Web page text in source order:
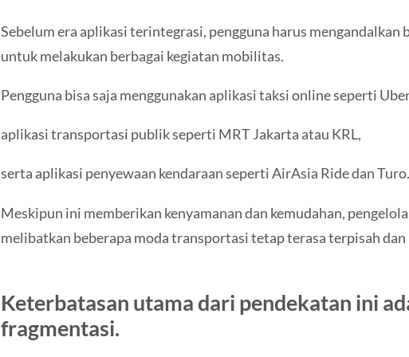
Sebelum era aplikasi terintegrasi, pengguna harus mengandalkan
untuk melakukan berbagai kegiatan mobilitas.
Pengguna bisa saja menggunakan aplikasi taksi online seperti
aplikasi transportasi publik seperti MRT Jakarta atau KRL,
serta aplikasi penyewaan kendaraan seperti AirAsia Ride dan Turo.
Meskipun ini memberikan kenyamanan dan kemudahan,
melibatkan beberapa moda transportasi tetap terasa terpisah dan
Keterbatasan utama dari pendekatan ini
fragmentasi.